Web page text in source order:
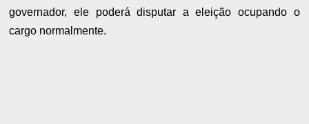
governador, ele poderá disputar a eleição ocupando o
cargo normalmente.